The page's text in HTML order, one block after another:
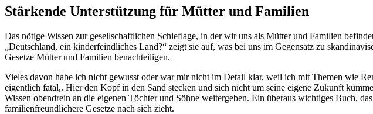
Stärkende Unterstützung für Mütter und Familien
Das nötige Wissen zur gesellschaftlichen Schieflage, in der wir uns als Mütter und Familien
„Deutschland, ein kinderfeindliches Land?“ zeigt sie auf, was bei uns im Gegensatz zu
Gesetze Mütter und Familien benachteiligen.
Vieles davon habe ich nicht gewusst oder war mir nicht im Detail klar, weil ich mit Themen wie
eigentlich fatal,. Hier den Kopf in den Sand stecken und sich nicht um seine eigene Zukunft
Wissen obendrein an die eigenen Töchter und Söhne weitergeben. Ein überaus wichtiges Buch,
familienfreundlichere Gesetze nach sich zieht.